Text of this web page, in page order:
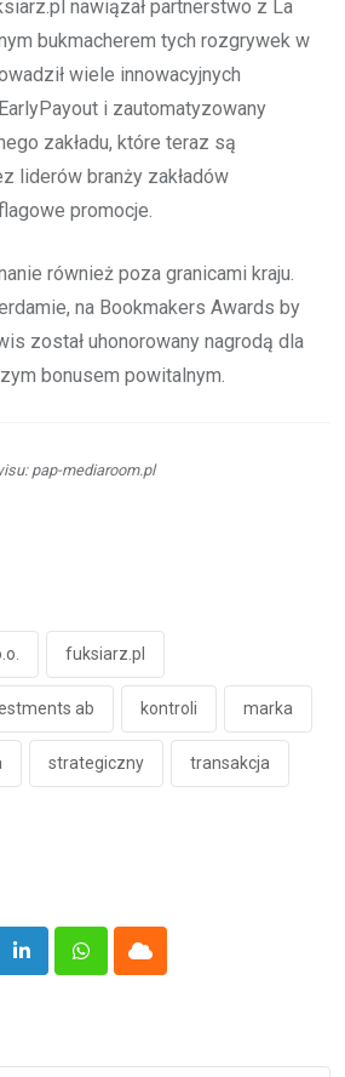
nawiązał partnerstwo z La
bukmacherem tych rozgrywek w
wiele innowacyjnych
i zautomatyzowany
zakładu, które teraz są
liderów branży zakładów
promocje.
również poza granicami kraju.
na Bookmakers Awards by
został uhonorowany nagrodą dla
bonusem powitalnym.
pap-mediaroom.pl
fuksiarz.pl
ab kontroli marka
strategiczny transakcja
LinkedInWhatsappCloud